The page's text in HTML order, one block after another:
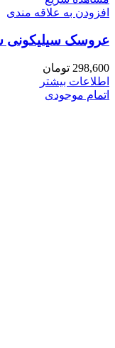
افزودن به علاقه مندی
عروسک سیلیکونی
298,600 تومان
اطلاعات بیشتر
اتمام موجودی